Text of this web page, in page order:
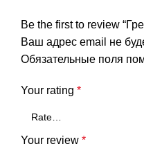
Be the first to review
Ваш адрес email не
Обязательные поля
Your rating *
Your review *